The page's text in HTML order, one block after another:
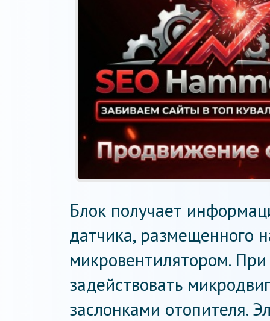
Блок получает
датчика, размещенного
микровентилятором.
задействовать
заслонками отопителя.